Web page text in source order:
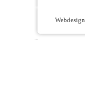
Webdesign